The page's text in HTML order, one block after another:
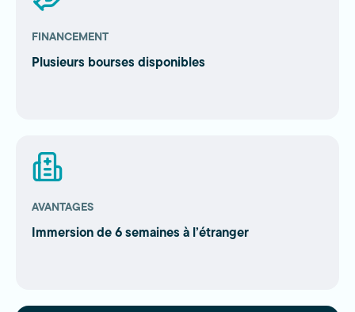
FINANCEMENT
Plusieurs bourses disponibles
AVANTAGES
Immersion de 6 semaines à l’étranger